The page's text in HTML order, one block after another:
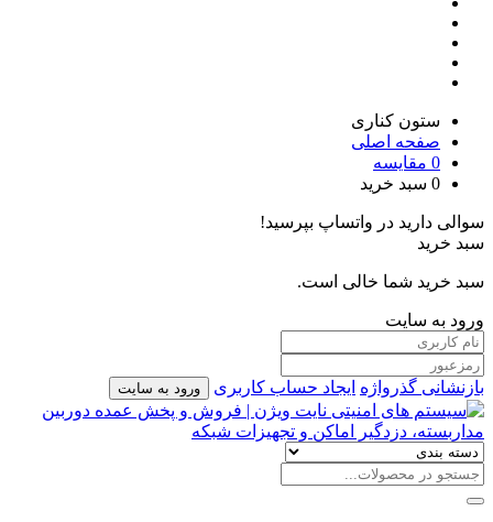
ستون کناری
صفحه اصلی
0 مقایسه
0 سبد خرید
سوالی دارید در واتساپ بپرسید!
سبد خرید
سبد خرید شما خالی است.
ورود به سایت
بازنشانی گذرواژه ایجاد حساب کاربری ورود به سایت